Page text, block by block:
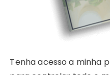
Tenha acesso a minha